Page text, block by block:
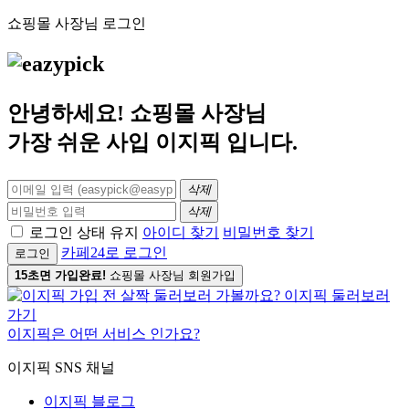
쇼핑몰 사장님 로그인
안녕하세요! 쇼핑몰 사장님
가장 쉬운 사입 이지픽 입니다.
삭제
삭제
로그인 상태 유지 아이디 찾기 비밀번호 찾기
로그인 카페24로 로그인
15초면 가입완료! 쇼핑몰 사장님 회원가입
이지픽은 어떤 서비스 인가요?
이지픽 SNS 채널
이지픽 블로그